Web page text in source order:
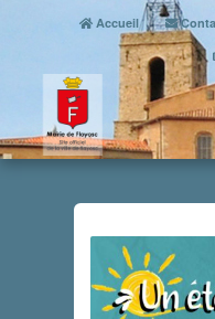
Accueil